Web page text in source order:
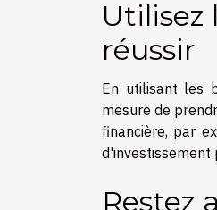
Utilisez
réussir
En utilisant les
mesure de
financière, par
d'investissement
Restez